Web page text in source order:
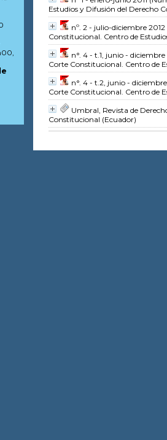
Estudios y Difusión del Derecho
nº. 2 - julio-diciembre
Constitucional. Centro de
n°. 4 - t.1, junio -
Corte Constitucional. Centro de
n°. 4 - t.2, junio -
Corte Constitucional. Centro de
Umbral, Revista de
Constitucional (Ecuador)